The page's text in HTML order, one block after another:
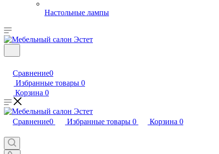
Настольные лампы
Сравнение0
Избранные товары 0
Корзина 0
Сравнение0 Избранные товары 0 Корзина 0